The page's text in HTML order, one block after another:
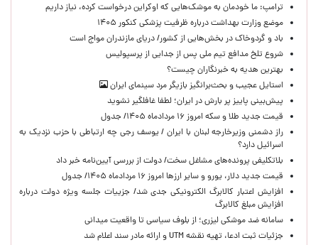
ترامپ: ما خودمان به موشک‌هایی که اوکراین درخواست کرده، نیاز داریم
موضع وزارت بهداشت درباره ظرفیت پزشکی کنکور ۱۴۰۵
باد و گردوخاک در بخش‌هایی از کشور/ دریای مازندران مواج است
شروع تلخ مدافع تیم ملی پس از جدایی از پرسپولیس
بهترین هدیه به خبرنگاران چیست؟
استایل عجیب و بحث‌برانگیز بازیگر مرد سینمای ایران
پیش‌بینی پاییز پر بارش در ایران؛ لطفا غافلگیر نشوید
قیمت جدید طلا و سکه امروز ۱۶ مردادماه ۱۴۰۵/ جدول
راز دشمنی وزیرخارجه لبنان با ایران / یوسف رجی چه ارتباطی با حزب نزدیک به
اسرائیل دارد؟
بلاتکلیفی پرونده‌های مشاغل سخت/ دولت از بررسی آیین‌نامه خبر داد
قیمت جدید دلار، یورو و سایر ارزها امروز ۱۶ مردادماه ۱۴۰۵/ جدول
افزایش اعتبار کالابرگ الکترونیکی جدی شد/ جزییات جلسه ویژه دولت درباره
افزایش مبلغ کالابرگ
سامانه ضد موشکی لیزری؛ از بلوف سیاسی تا واقعیت میدانی
جزئیات ثبت ادعا، تهیه نقشه UTM و ارائه مادر سند اعلام شد